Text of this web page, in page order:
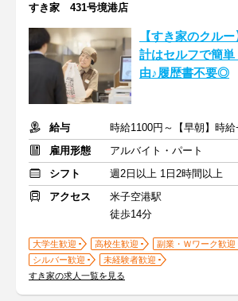
すき家 431号境港店
【すき家のクル
計はセルフで簡単
由♪履歴書不要◎
給与
雇用形態
アルバイト・パート
シフト
週2日以上 1日2時間以上
アクセス
米子空港駅
徒歩14分
大学生歓迎 高校生歓迎
副業・Ｗワーク歓迎
シルバー歓迎
未経験者歓迎
すき家の求人一覧を見る